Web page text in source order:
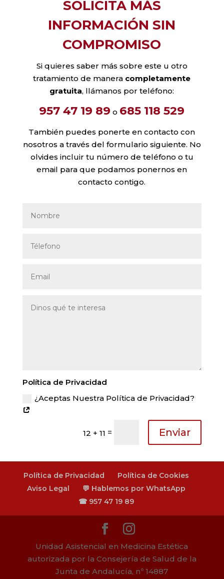
SOLICITA MÁS
INFORMACIÓN SIN
COMPROMISO
Si quieres saber más sobre este u otro
tratamiento de manera completamente
gratuita, llámanos por teléfono:
957 47 19 89 o 685 118 529
También puedes ponerte en contacto con
nosotros a través del formulario siguiente. No
olvides incluir tu número de teléfono o tu
email para que podamos ponernos en
contacto contigo.
Política de Privacidad
¿Aceptas Nuestra Política de Privacidad?
12 + 11 = Enviar
Política de Privacidad
Política de Cookies
Aviso Legal
💬 Hablemos por WhatsApp
☎ 957 47 19 89
Unidad Asistencial en Medicina Estética
autorizada por la Consejería de Salud de la
Junta de Andalucía, nº 14887